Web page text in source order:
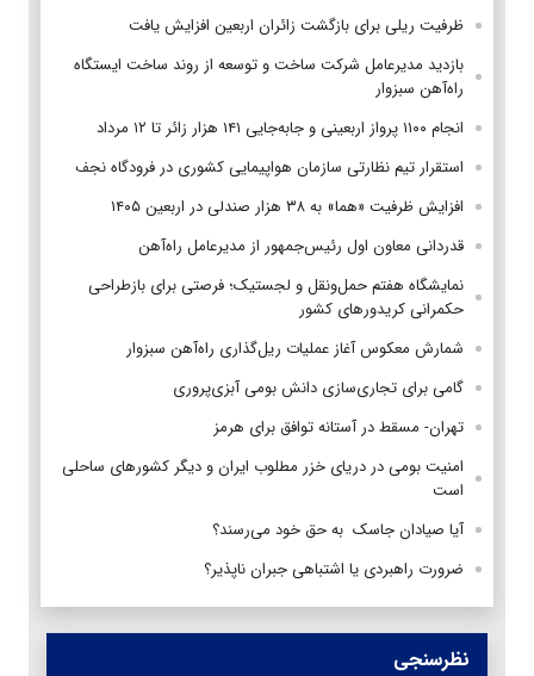
ظرفیت ریلی برای بازگشت زائران اربعین افزایش یافت
بازدید مدیرعامل شرکت ساخت و توسعه از روند ساخت ایستگاه
راه‌آهن سبزوار
انجام ۱۱۰۰ پرواز اربعینی و جابه‌جایی ۱۴۱ هزار زائر تا ۱۲ مرداد
استقرار تیم‌ نظارتی سازمان هواپیمایی کشوری در فرودگاه نجف
افزایش ظرفیت «هما» به ۳۸ هزار صندلی در اربعین ۱۴۰۵
قدردانی معاون اول رئیس‌جمهور از مدیرعامل راه‌آهن
نمایشگاه هفتم حمل‌ونقل و لجستیک؛ فرصتی برای بازطراحی
حکمرانی کریدورهای کشور
شمارش معکوس آغاز عملیات ریل‌گذاری راه‌آهن سبزوار
گامی برای تجاری‌سازی دانش بومی آبزی‌پروری
تهران- مسقط در آستانه توافق برای هرمز
امنیت بومی در دریای خزر مطلوب ایران و دیگر کشورهای ساحلی
است
آیا صیادان جاسک به حق خود می‌رسند؟
ضرورت راهبردی یا اشتباهی جبران ناپذیر؟
نظرسنجی